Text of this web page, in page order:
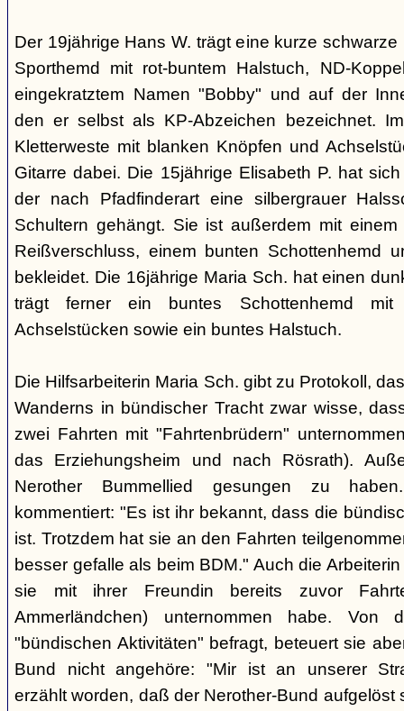
Der 19jährige Hans W. trägt eine kurze
Sporthemd mit rot-buntem Halstuch, ND-
eingekratztem Namen "Bobby" und auf der
den er selbst als KP-Abzeichen bezeichnet.
Kletterweste mit blanken Knöpfen und
Gitarre dabei. Die 15jährige Elisabeth P. hat
der nach Pfadfinderart eine silbergrauer
Schultern gehängt. Sie ist außerdem mit
Reißverschluss, einem bunten Schottenhemd
bekleidet. Die 16jährige Maria Sch. hat einen
trägt ferner ein buntes Schottenhemd
Achselstücken sowie ein buntes Halstuch.
Die Hilfsarbeiterin Maria Sch. gibt zu Protokoll,
Wanderns in bündischer Tracht zwar wisse,
zwei Fahrten mit "Fahrtenbrüdern"
das Erziehungsheim und nach Rösrath).
Nerother Bummellied gesungen zu
kommentiert: "Es ist ihr bekannt, dass die
ist. Trotzdem hat sie an den Fahrten
besser gefalle als beim BDM." Auch die
sie mit ihrer Freundin bereits zuvor
Ammerländchen) unternommen habe. Von
"bündischen Aktivitäten" befragt, beteuert sie
Bund nicht angehöre: "Mir ist an unserer
erzählt worden, daß der Nerother-Bund